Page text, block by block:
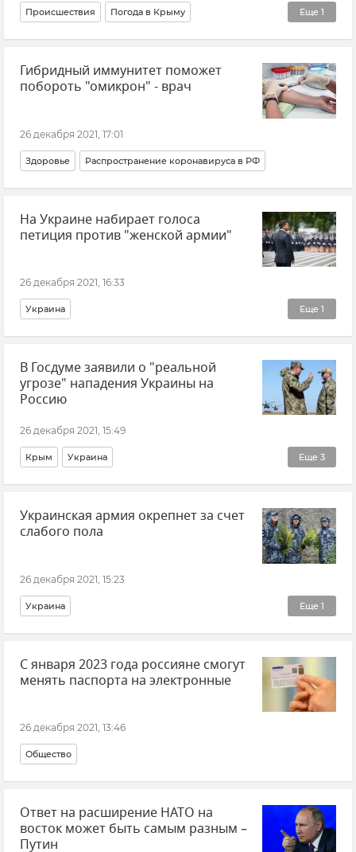
Еще 1
Происшествия Погода в Крыму
Крымская погода
Гибридный иммунитет поможет
побороть "омикрон" - врач
26 декабря 2021, 17:01
Здоровье Распространение коронавируса в РФ
На Украине набирает голоса
петиция против "женской армии"
26 декабря 2021, 16:33
Еще 1
Украина
Общественно-политическая ситуация на Украине
В Госдуме заявили о "реальной
угрозе" нападения Украины на
Россию
26 декабря 2021, 15:49
Еще 3
Крым Украина
Безопасность Республики Крым и Севастополя
Общественно-политическая ситуация на Украине
Украинская армия окрепнет за счет
слабого пола
26 декабря 2021, 15:23
Еще 1
Украина
Общественно-политическая ситуация на Украине
С января 2023 года россияне смогут
менять паспорта на электронные
26 декабря 2021, 13:46
Общество
Ответ на расширение НАТО на
восток может быть самым разным –
Путин